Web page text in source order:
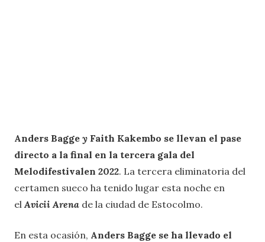
Anders Bagge y Faith Kakembo se llevan el pase
directo a la final en la tercera gala del
Melodifestivalen 2022. La tercera eliminatoria del
certamen sueco ha tenido lugar esta noche en
elAvicii Arena de la ciudad de Estocolmo.
En esta ocasión, Anders Bagge se ha llevado el